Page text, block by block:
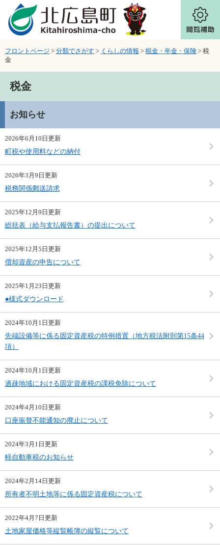
ページの先頭です。
メニューを飛ばして本文へ
フロントページ > 分類でさがす > くらしの情報 > 税金・年金・保険 > 税
金
税金
お知らせ
2026年6月10日更新
町税や使用料などの納付
2026年3月9日更新
税務関係郵送請求
2025年12月9日更新
総括表（給与支払報告書）の提出について
2025年12月5日更新
償却資産の申告について
2025年1月23日更新
●様式ダウンロード
2024年10月1日更新
先端設備等に係る固定資産税の特例措置（地方税法附則第15条44
項）
2024年10月1日更新
過疎地域における固定資産税の課税免除について
2024年4月10日更新
口座振替不能通知の廃止について
2024年3月1日更新
軽自動車税のお知らせ
2024年2月14日更新
所有者不明土地等に係る固定資産税について
2022年4月7日更新
土地家屋価格等縦覧帳簿の縦覧について